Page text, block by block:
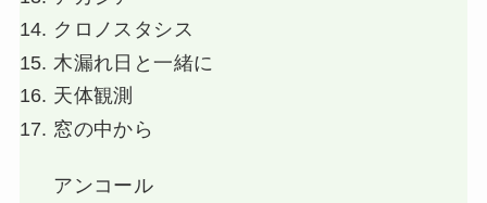
クロノスタシス
木漏れ日と一緒に
天体観測
窓の中から
アンコール